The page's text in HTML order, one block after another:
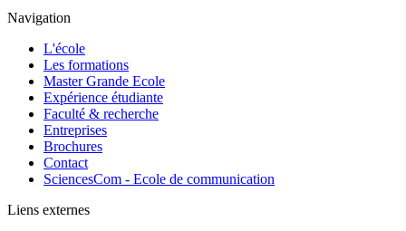
Navigation
L'école
Les formations
Master Grande Ecole
Expérience étudiante
Faculté & recherche
Entreprises
Brochures
Contact
SciencesCom - Ecole de communication
Liens externes